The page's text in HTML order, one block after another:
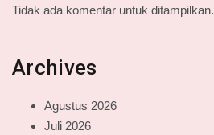
Tidak ada komentar untuk ditampilkan.
Archives
Agustus 2026
Juli 2026